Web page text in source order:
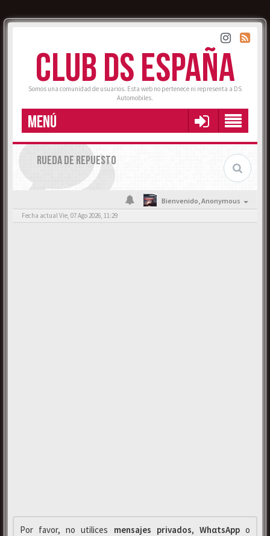
CLUB DS ESPAÑA
Somos una comunidad de usuarios. Esta web no pertenece ni representa a DS
Automobiles.
MENÚ
RUEDA DE REPUESTO
Bienvenido,Anonymous
Fecha actual Vie, 07 Ago 2026, 11:29
Por favor, no utilices mensajes privados, WhαtsAppo